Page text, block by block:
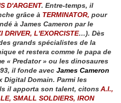
D'ARGENT. Entre-temps, il
grâce à TERMINATOR, pour
à James Cameron par le
DRIVER, L'EXORCISTE…). Dès
grands spécialistes de la
et restera comme le papa de
« Predator » ou les dinosaures
il fonde avec James Cameron
Digital Domain. Parmi les
il apporta son talent, citonsA.I.,
, SMALL SOLDIERS, IRON